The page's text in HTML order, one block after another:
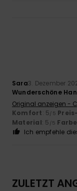
Sara3. Dezember
Wunderschöne
Original anzeigen -
Komfort: 5/5
Material: 5 /5 Farbe
Ich empfehle
ZULETZT